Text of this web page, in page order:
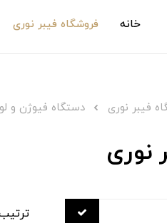
خانه فروشگاه فیبر نوری
فیبر نوری دستگاه فیوژن و
نوری